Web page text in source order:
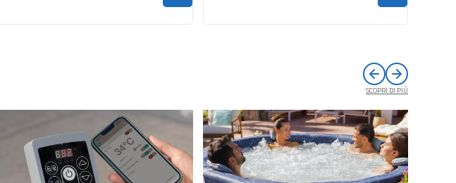
SCOPRI DI PIÙ